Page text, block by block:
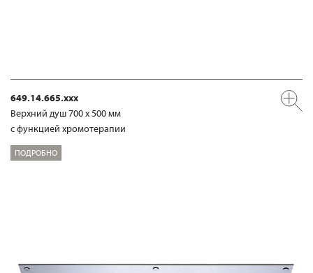
649.14.665.xxx
Верхний душ 700 х 500 мм
с функцией хромотерапии
ПОДРОБНО